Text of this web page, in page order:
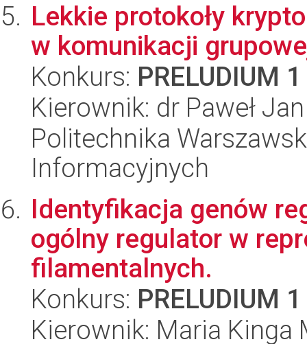
Lekkie protokoły
w komunikacji
Konkurs: PRELUDIUM 1
Kierownik: dr Paweł
Politechnika
Informacyjnych
Identyfikacja genów
ogólny regulator w
filamentalnych.
Konkurs: PRELUDIUM 1
Kierownik: Maria Kinga